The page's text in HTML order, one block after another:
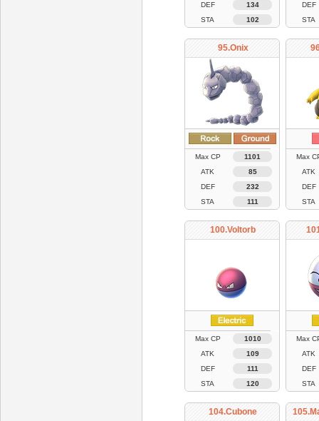
DEF
134
STA
102
DEF
STA
95.Onix
Max CP
1101
ATK
85
DEF
232
STA
111
Max
ATK
DEF
STA
100.Voltorb
Max CP
1010
ATK
109
DEF
111
STA
120
Max
ATK
DEF
STA
104.Cubone